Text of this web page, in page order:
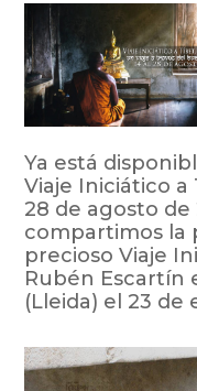
Ya está
Viaje Iniciático a
28 de agosto de
compartimos la
precioso Viaje
Rubén Escartín
(Lleida) el 23 de